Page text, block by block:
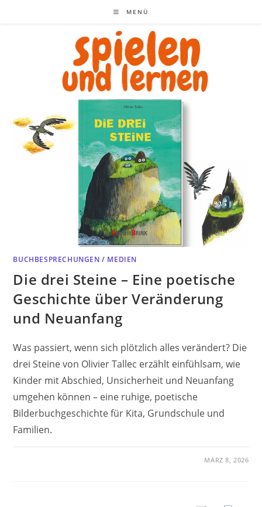
MENÜ
BUCHBESPRECHUNGEN / MEDIEN
Die drei Steine – Eine poetische
Geschichte über Veränderung
und Neuanfang
Was passiert, wenn sich plötzlich alles verändert? Die
drei Steine von Olivier Tallec erzählt einfühlsam, wie
Kinder mit Abschied, Unsicherheit und Neuanfang
umgehen können – eine ruhige, poetische
Bilderbuchgeschichte für Kita, Grundschule und
Familien.
MÄRZ 8, 2026